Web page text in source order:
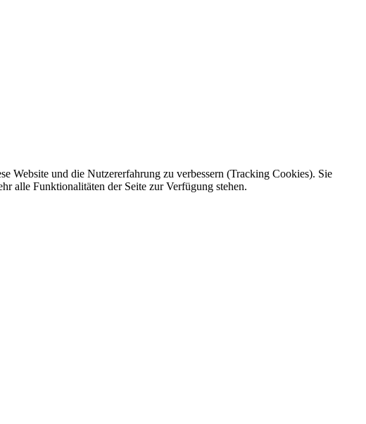
Website und die Nutzererfahrung zu verbessern (Tracking Cookies). Sie
alle Funktionalitäten der Seite zur Verfügung stehen.